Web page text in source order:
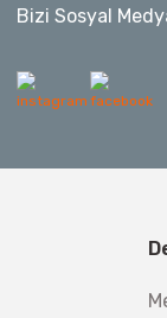
50Mt
Bizi Sosyal